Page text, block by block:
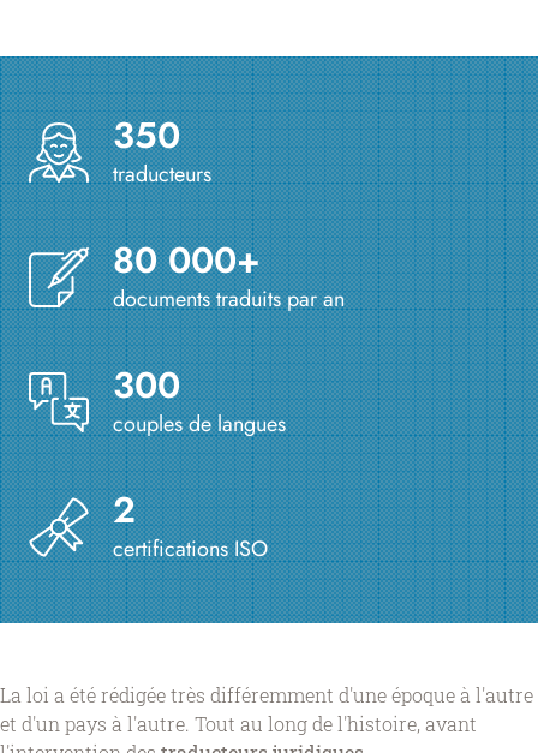
350
traducteurs
80 000+
documents traduits par an
300
couples de langues
2
certifications ISO
La loi a été rédigée très différemment d'une époque à l'autre
et d'un pays à l'autre. Tout au long de l'histoire, avant